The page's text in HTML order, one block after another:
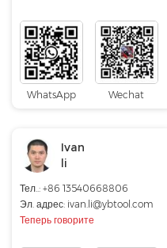
WhatsApp Wechat
Ivan
li
Тел..: +86 13540668806
Эл. адрес: ivan.li@ybtool.com
Теперь говорите